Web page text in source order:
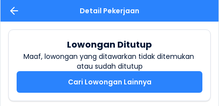
Detail Pekerjaan
Lowongan Ditutup
Maaf, lowongan yang ditawarkan tidak ditemukan
atau sudah ditutup
Cari Lowongan Lainnya